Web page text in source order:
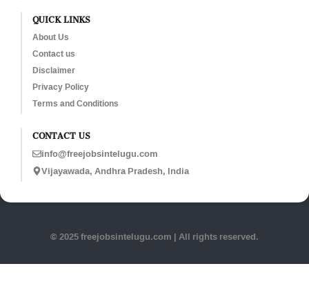
QUICK LINKS
About Us
Contact us
Disclaimer
Privacy Policy
Terms and Conditions
CONTACT US
info@freejobsintelugu.com
Vijayawada, Andhra Pradesh, India
© 2025 freejobsintelugu.com | All rights reserved.